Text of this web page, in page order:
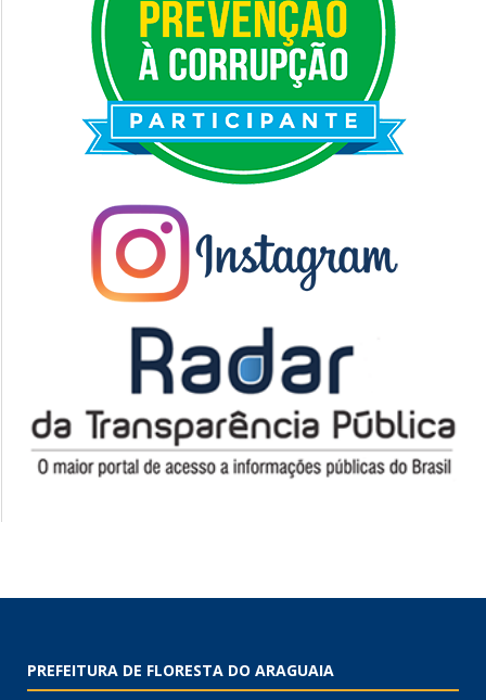
PREFEITURA DE FLORESTA DO ARAGUAIA